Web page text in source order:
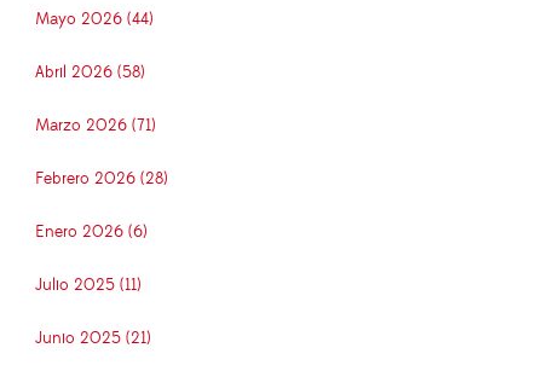
Mayo 2026 (44)
Abril 2026 (58)
Marzo 2026 (71)
Febrero 2026 (28)
Enero 2026 (6)
Julio 2025 (11)
Junio 2025 (21)